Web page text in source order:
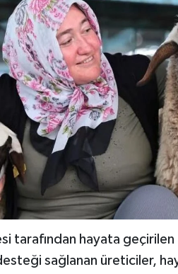
tarafından hayata
sağlanan üreticiler,